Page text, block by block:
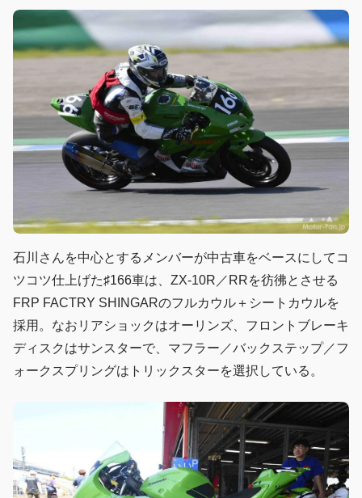
石川さんを中心とするメンバーが中古車をベースにしてコ
ツコツ仕上げた♯166車は、ZX-10R／RRを彷彿とさせる
FRP FACTRY SHINGARのフルカウル＋シートカウルを
採用。なおリアショックはオーリンズ、フロントブレーキ
ディスクはサンスターで、マフラー／バックステップ／フ
ォークスプリングはトリックスターを選択している。